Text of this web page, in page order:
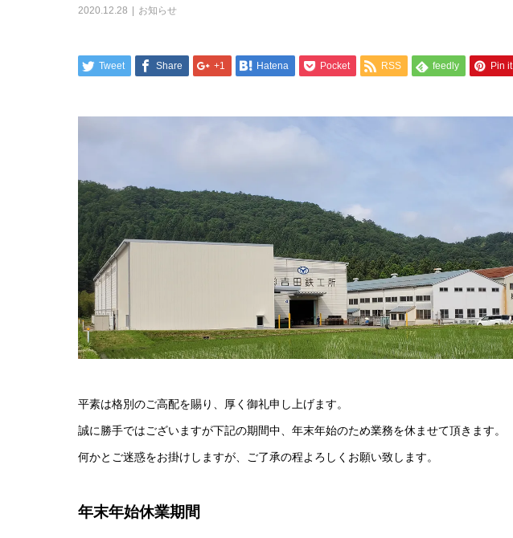
2020.12.28 お知らせ
Tweet Share +1 Hatena Pocket RSS feedly Pin it
平素は格別のご高配を賜り、厚く御礼申し上げます。
誠に勝手ではございますが下記の期間中、年末年始のため業務を休ませて頂きます。
何かとご迷惑をお掛けしますが、ご了承の程よろしくお願い致します。
年末年始休業期間